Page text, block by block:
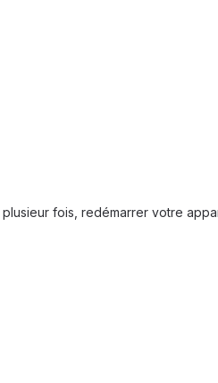
fois, redémarrer votre